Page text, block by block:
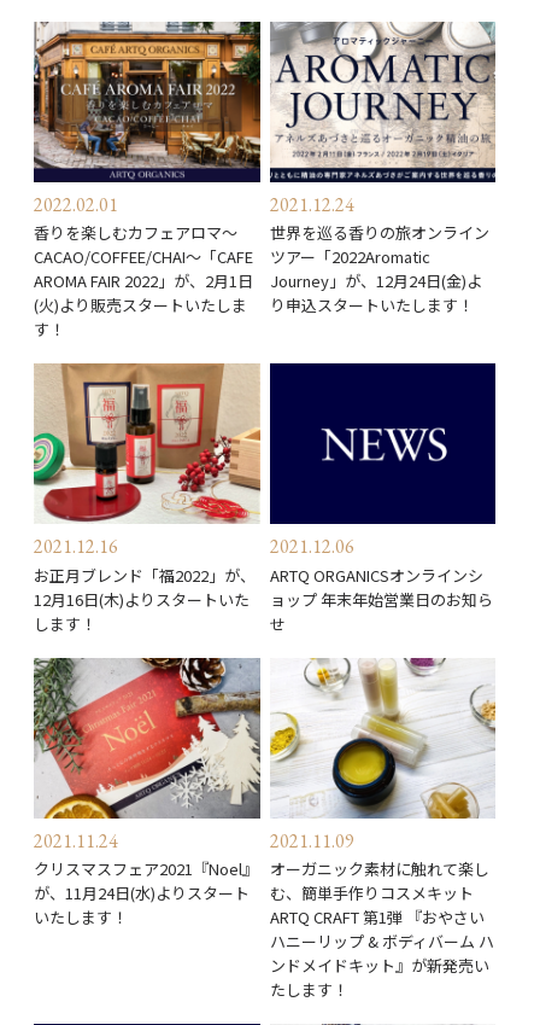
2022.02.01
香りを楽しむカフェアロマ～
CACAO/COFFEE/CHAI～「CAFE
AROMA FAIR 2022」が、2月1日
(火)より販売スタートいたしま
す！
2021.12.24
世界を巡る香りの旅オンライン
ツアー「2022Aromatic
Journey」が、12月24日(金)よ
り申込スタートいたします！
2021.12.16
お正月ブレンド「福2022」が、
12月16日(木)よりスタートいた
します！
2021.12.06
ARTQ ORGANICSオンラインシ
ョップ 年末年始営業日のお知ら
せ
2021.11.24
クリスマスフェア2021『Noel』
が、11月24日(水)よりスタート
いたします！
2021.11.09
オーガニック素材に触れて楽し
む、簡単手作りコスメキット
ARTQ CRAFT 第1弾 『おやさい
ハニーリップ & ボディバーム ハ
ンドメイドキット』が新発売い
たします！